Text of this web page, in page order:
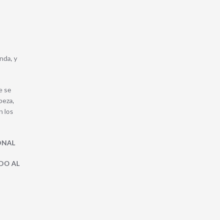
y
se
los
AL